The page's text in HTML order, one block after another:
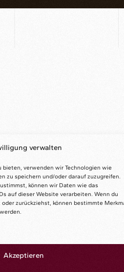
verwalten
bieten, verwenden wir Technologien wie
zu speichern und/oder darauf zuzugreifen.
können wir Daten wie das
auf dieser Website verarbeiten. Wenn du
zurückziehst, können bestimmte
Akzeptieren